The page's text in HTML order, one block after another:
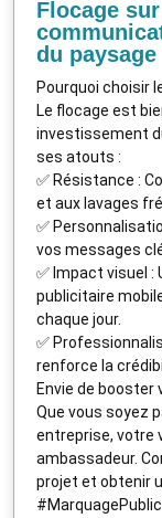
Flocage
du paysage
Pourquoi choisir
Le flocage est
investissement
ses atouts :
✅ Résistance :
et aux lavages
✅
vos messages
✅ Impact visuel :
publicitaire
chaque jour.
✅
renforce la
Envie de booster
Que vous soyez
entreprise, votre
ambassadeur.
projet et obtenir